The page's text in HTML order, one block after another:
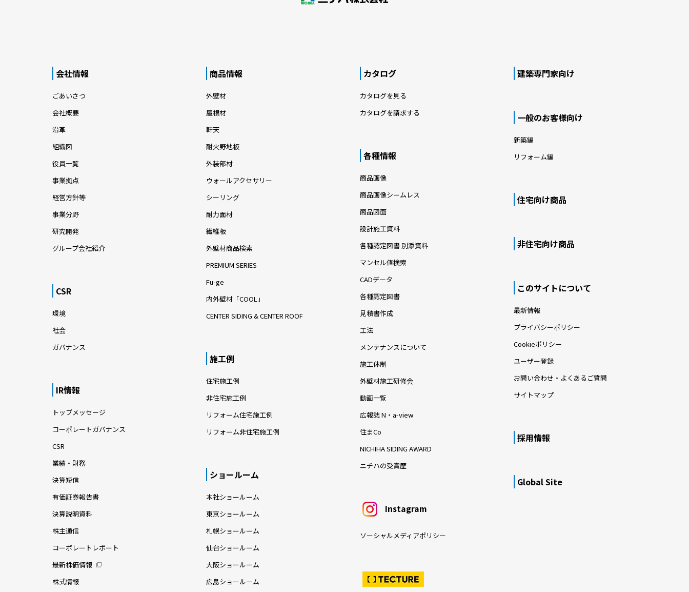
会社情報
ごあいさつ
会社概要
沿革
組織図
役員一覧
事業拠点
経営方針等
事業分野
研究開発
グループ会社紹介
CSR
環境
社会
ガバナンス
IR情報
トップメッセージ
コーポレートガバナンス
CSR
業績・財務
決算短信
有価証券報告書
決算説明資料
株主通信
コーポレートレポート
最新株価情報
株式情報
商品情報
外壁材
屋根材
軒天
耐火野地板
外装部材
ウォールアクセサリー
シーリング
耐力面材
繊維板
外壁材商品検索
PREMIUM SERIES
Fu-ge
内外壁材「COOL」
CENTER SIDING & CENTER ROOF
施工例
住宅施工例
非住宅施工例
リフォーム住宅施工例
リフォーム非住宅施工例
ショールーム
本社ショールーム
東京ショールーム
札幌ショールーム
仙台ショールーム
大阪ショールーム
広島ショールーム
カタログ
カタログを見る
カタログを請求する
各種情報
商品画像
商品画像シームレス
商品図面
設計施工資料
各種認定図書 別添資料
マンセル値検索
CADデータ
各種認定図書
見積書作成
工法
メンテナンスについて
施工体制
外壁材施工研修会
動画一覧
広報誌 N・a-view
住まCo
NICHIHA SIDING AWARD
ニチハの受賞歴
Instagram
ソーシャルメディアポリシー
建築専門家向け
一般のお客様向け
新築編
リフォーム編
住宅向け商品
非住宅向け商品
このサイトについて
最新情報
プライバシーポリシー
Cookieポリシー
ユーザー登録
お問い合わせ・よくあるご質問
サイトマップ
採用情報
Global Site